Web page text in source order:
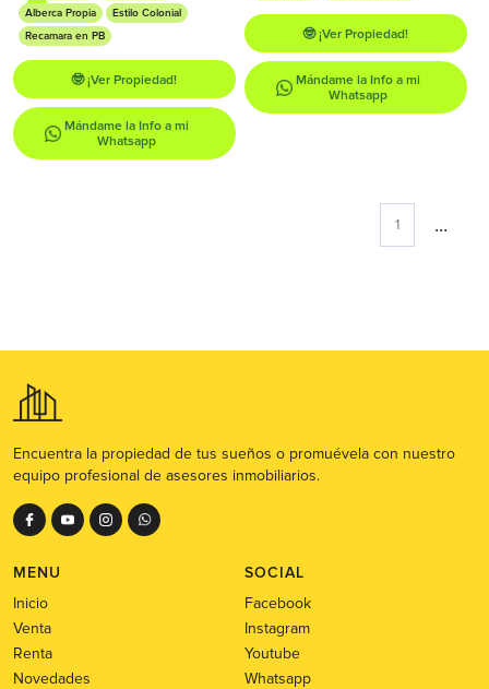
Alberca Propia
Estilo Colonial
Recamara en PB
🤓 ¡Ver Propiedad!
Mándame la Info a mi
Whatsapp
🤓 ¡Ver Propiedad!
Mándame la Info a mi
Whatsapp
1 ...
Encuentra la propiedad de tus sueños o promuévela con nuestro
equipo profesional de asesores inmobiliarios.
MENU
Inicio
Venta
Renta
Novedades
SOCIAL
Facebook
Instagram
Youtube
Whatsapp